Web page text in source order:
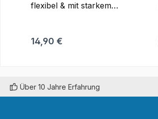
flexibel & mit starkem
GeekVape ein kompaktes
überzeugt wie erfahrene
Regulärer Preis:
14,90 €
Über 10 Jahre Erfahrung